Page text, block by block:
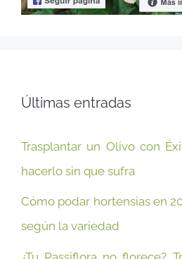
Últimas entradas
Trasplantar un Olivo con
hacerlo sin que sufra
Cómo podar hortensias en
según la variedad